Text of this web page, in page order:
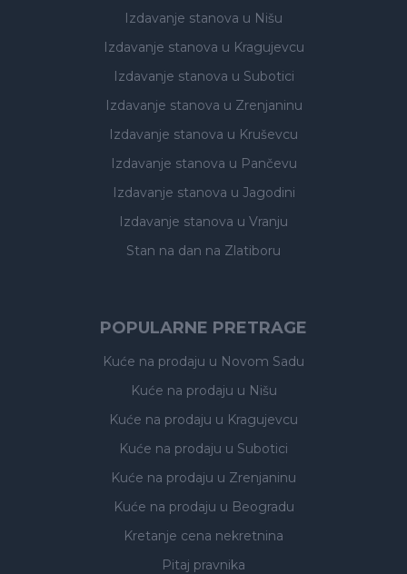
Izdavanje stanova u Nišu
Izdavanje stanova u Kragujevcu
Izdavanje stanova u Subotici
Izdavanje stanova u Zrenjaninu
Izdavanje stanova u Kruševcu
Izdavanje stanova u Pančevu
Izdavanje stanova u Jagodini
Izdavanje stanova u Vranju
Stan na dan na Zlatiboru
POPULARNE PRETRAGE
Kuće na prodaju u Novom Sadu
Kuće na prodaju u Nišu
Kuće na prodaju u Kragujevcu
Kuće na prodaju u Subotici
Kuće na prodaju u Zrenjaninu
Kuće na prodaju u Beogradu
Kretanje cena nekretnina
Pitaj pravnika